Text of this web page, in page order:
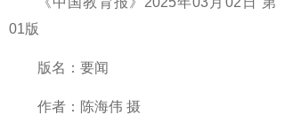
01版
版名：要闻
作者：陈海伟 摄